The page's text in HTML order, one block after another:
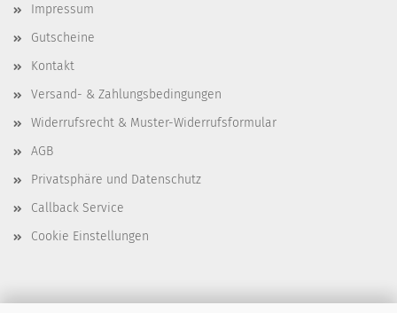
Impressum
Gutscheine
Kontakt
Versand- & Zahlungsbedingungen
Widerrufsrecht & Muster-Widerrufsformular
AGB
Privatsphäre und Datenschutz
Callback Service
Cookie Einstellungen